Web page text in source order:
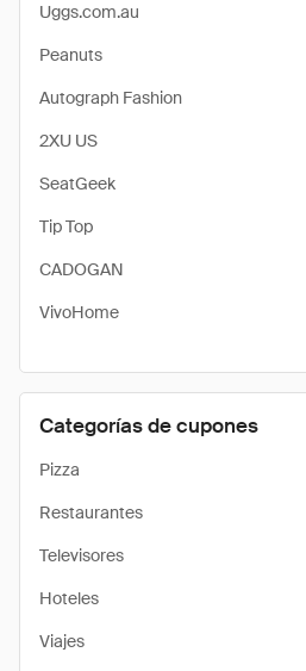
Uggs.com.au
Peanuts
Autograph Fashion
2XU US
SeatGeek
Tip Top
CADOGAN
VivoHome
Categorías de cupones
Pizza
Restaurantes
Televisores
Hoteles
Viajes